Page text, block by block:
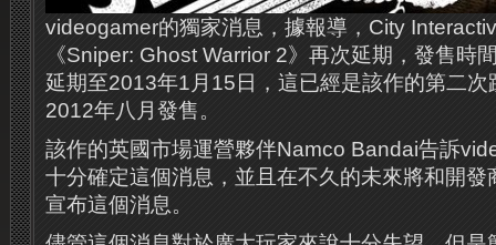
videogamer的獨家消息，據報導，City
《Sniper: Ghost Warrior 2》再次延期，發售時
延期至2013年1月15日，這已經是該作的第二
2012年八月發售。
該作的英國市場運營夥伴Namco Bandai告訴
十分確定這個消息，並且在不久的未來將和開
宣布這個消息。